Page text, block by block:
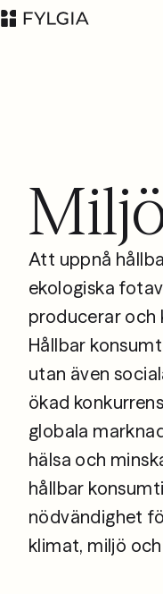
Advokatfirman Fylgia
Besöksadress:
Nybrogatan 11,
Stockholm
Postadress: Box
55555, 102 04
Stockholm
inbox@fylgia.se
08 442 53 00
Att uppnå
ekologiska
producerar och
Hållbar
utan även
ökad
globala
hälsa och
hållbar
nödvändighet
klimat, miljö